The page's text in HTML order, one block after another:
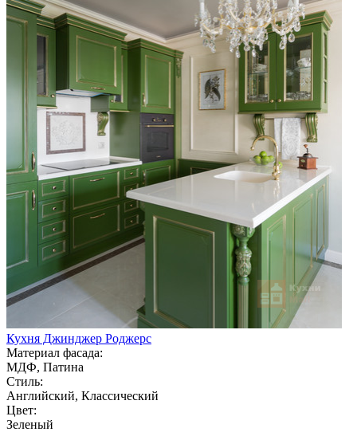
Кухня Джинджер Роджерс
Материал фасада:
МДФ, Патина
Стиль:
Английский, Классический
Цвет:
Зеленый